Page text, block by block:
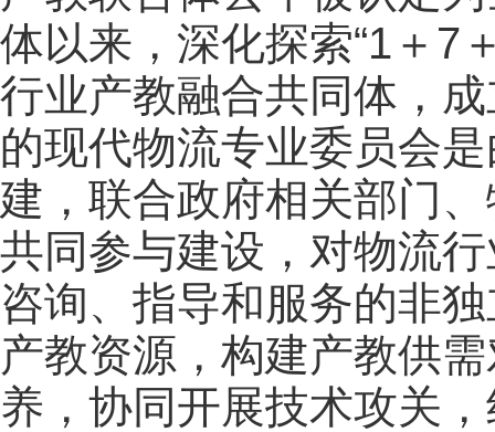
体以来，深化探索“1＋7
行业产教融合共同体，
的现代物流专业委员会
建，联合政府相关部门
共同参与建设，对物流
咨询、指导和服务的非
产教资源，构建产教供
养，协同开展技术攻关